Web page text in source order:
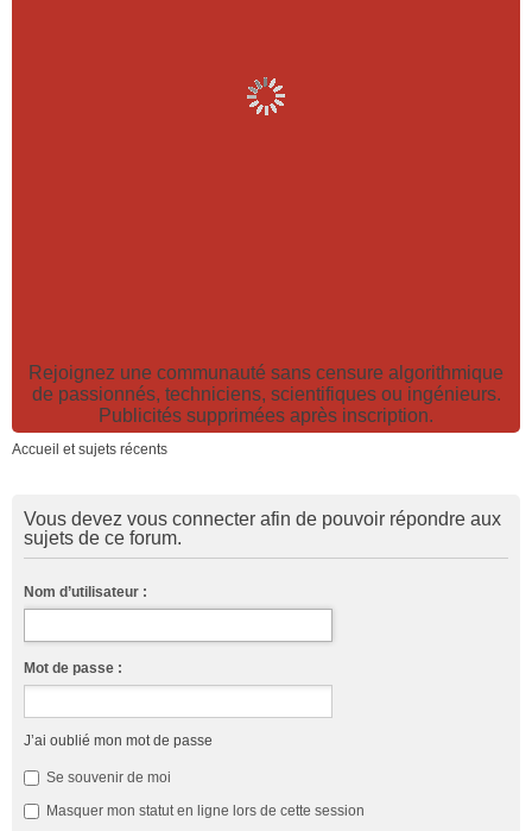
Rejoignez une communauté sans censure algorithmique
de passionnés, techniciens, scientifiques ou ingénieurs.
Publicités supprimées après inscription.
Accueil et sujets récents
Vous devez vous connecter afin de pouvoir répondre aux
sujets de ce forum.
Nom d’utilisateur :
Mot de passe :
J’ai oublié mon mot de passe
Se souvenir de moi
Masquer mon statut en ligne lors de cette session